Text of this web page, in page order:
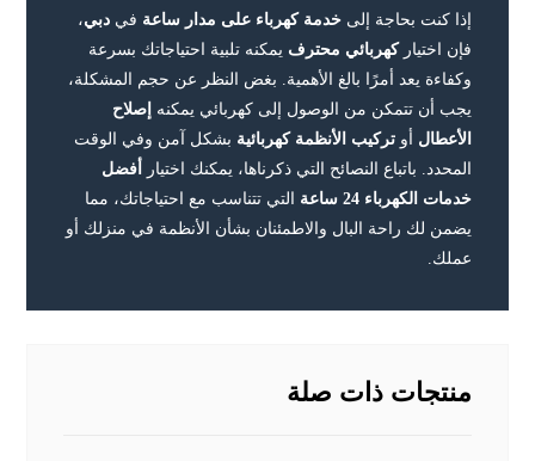
إذا كنت بحاجة إلىخدمة كهرباء على مدار ساعة فيدبي،
فإن اختياركهربائي محترف يمكنه تلبية احتياجاتك بسرعة
وكفاءة يعد أمرًا بالغ الأهمية. بغض النظر عن حجم المشكلة،
يجب أن تتمكن من الوصول إلى كهربائي يمكنه إصلاح
الأعطال أوتركيب الأنظمة كهربائية بشكل آمن وفي الوقت
المحدد. باتباع النصائح التي ذكرناها، يمكنك اختيار
أفضل
خدمات الكهرباء 24 ساعة
التي تتناسب مع احتياجاتك، مما
يضمن لك راحة البال والاطمئنان بشأن الأنظمة في منزلك أو
عملك.
منتجات ذات صلة